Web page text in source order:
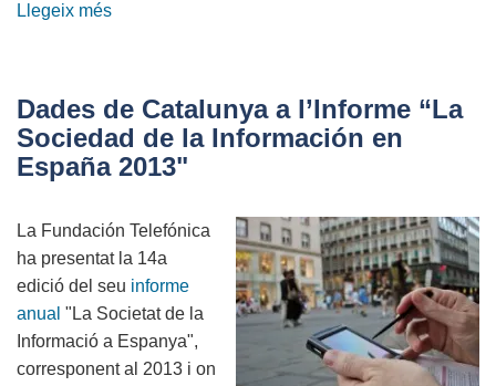
Llegeix més
que
el
teu
té
a
dins
i
si
el
Dades de Catalunya a l’Informe “La
Sociedad de la Información en
España 2013"
La Fundación Telefónica
ha presentat la 14a
edició del seu informe
anual "La Societat de la
Informació a Espanya",
corresponent al 2013 i on